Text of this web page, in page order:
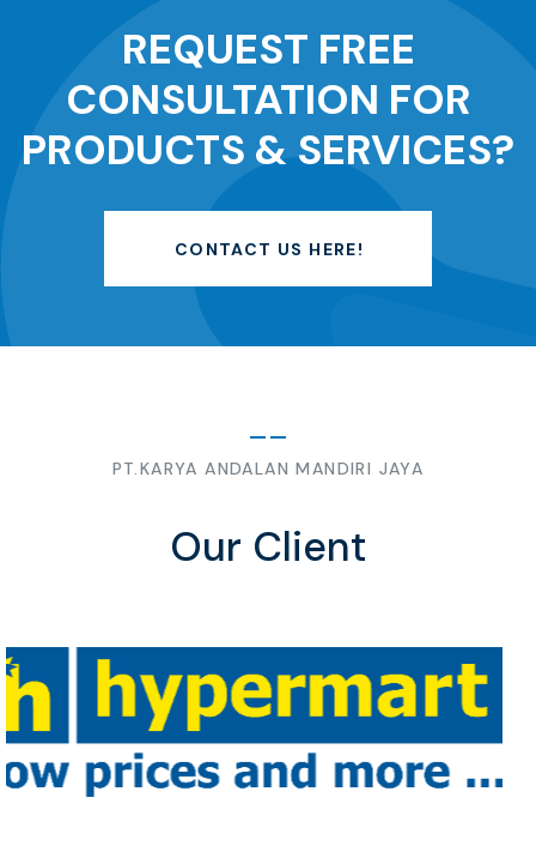
REQUEST FREE
CONSULTATION FOR
PRODUCTS & SERVICES?
CONTACT US HERE!
PT.KARYA ANDALAN MANDIRI JAYA
Our Client